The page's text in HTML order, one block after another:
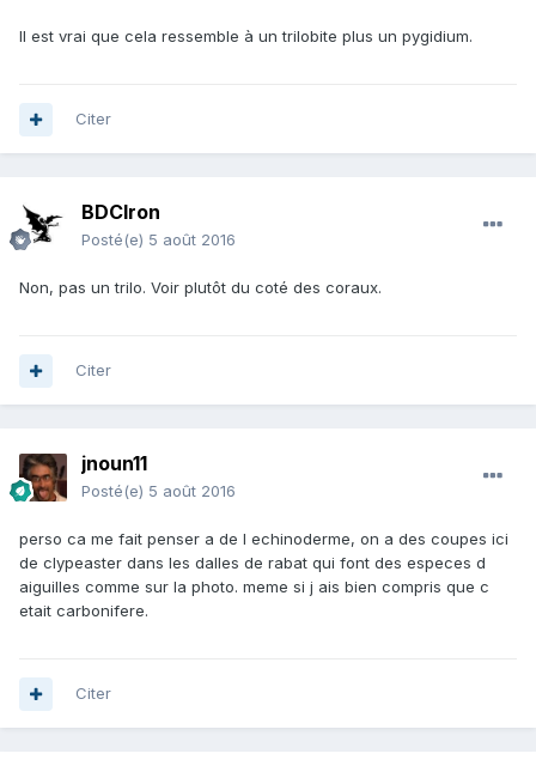
Il est vrai que cela ressemble à un trilobite plus un pygidium.
Citer
BDCIron
Posté(e) 5 août 2016
Non, pas un trilo. Voir plutôt du coté des coraux.
Citer
jnoun11
Posté(e) 5 août 2016
perso ca me fait penser a de l echinoderme, on a des coupes ici
de clypeaster dans les dalles de rabat qui font des especes d
aiguilles comme sur la photo. meme si j ais bien compris que c
etait carbonifere.
Citer